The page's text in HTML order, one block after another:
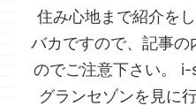
住み心地まで紹介を
バカですので、記事
のでご注意下さい。
グランセゾンを見に